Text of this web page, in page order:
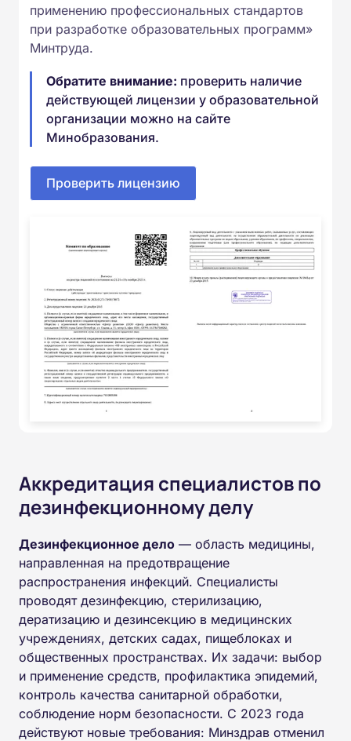
применению профессиональных стандартов
при разработке образовательных программ»
Минтруда.
Обратите внимание: проверить наличие
действующей лицензии у образовательной
организации можно на сайте
Минобразования.
Проверить лицензию
Аккредитация специалистов по
дезинфекционному делу
Дезинфекционное дело — область медицины,
направленная на предотвращение
распространения инфекций. Специалисты
проводят дезинфекцию, стерилизацию,
дератизацию и дезинсекцию в медицинских
учреждениях, детских садах, пищеблоках и
общественных пространствах. Их задачи: выбор
и применение средств, профилактика эпидемий,
контроль качества санитарной обработки,
соблюдение норм безопасности. С 2023 года
действуют новые требования: Минздрав отменил